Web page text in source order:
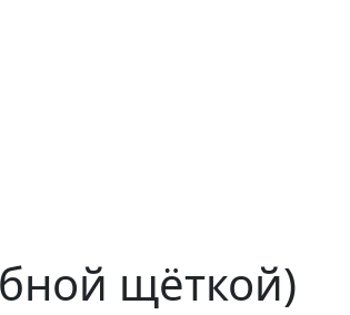
щёткой)